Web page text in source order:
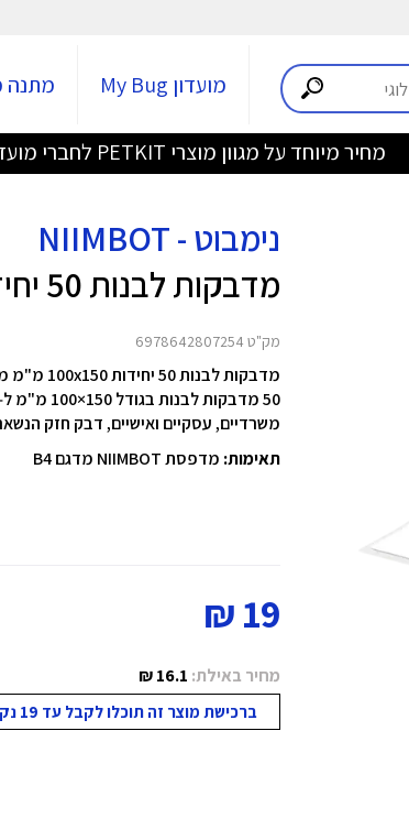
מועדון My Bug מתנה
מחיר מיוחד על מגוון מוצרי PETKIT לחברי מועדון >>
נימבוט - NIIMBOT
מדבקות לבנות 50 יחידות 100x150 מ"מ
מק"ט 6978642807254
מדבקות לבנות 50 יחידות 100x150 מ"מ מבית NIIMBOT
משרדיים, עסקיים ואישיים, דבק חזק
תאימות: מדפסת NIIMBOT מדגם B4
19 ₪
מחיר באילת: 16.1 ₪
ברכישת מוצר זה תוכלו לקבל עד 19 נקודות מועדון!